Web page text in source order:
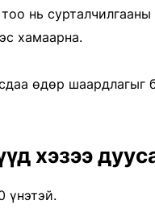
нь
хамаарна.
өдөр шаардлагыг
хэзээ
үнэтэй.